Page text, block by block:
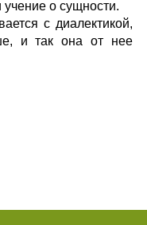
о сущности.
с диалектикой,
и так она от нее